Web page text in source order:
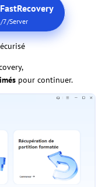
Server
pour continuer.